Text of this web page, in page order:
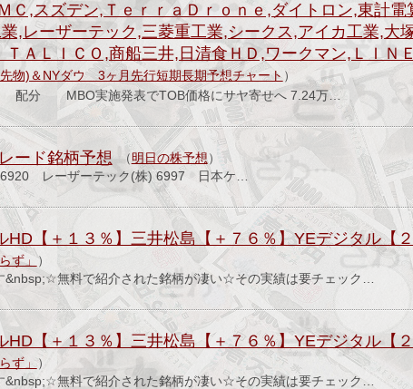
,スズデン,ＴｅｒｒａＤｒｏｎｅ,ダイトロン,東計電
,レーザーテック,三菱重工業,シークス,アイカ工業,大
ＡＬＩＣＯ,商船三井,日清食ＨＤ,ワークマン,ＬＩＮ
物)＆NYダウ 3ヶ月先行短期長期予想チャート）
MBO実施発表でTOB価格にサヤ寄せへ 7.24万…
ード銘柄予想 （明日の株予想）
レーザーテック(株) 6997 日本ケ…
HD【＋１３％】三井松島【＋７６％】YEデジタル【
ず」）
無料で紹介された銘柄が凄い☆その実績は要チェック…
HD【＋１３％】三井松島【＋７６％】YEデジタル【
ず」
）
無料で紹介された銘柄が凄い☆その実績は要チェック…